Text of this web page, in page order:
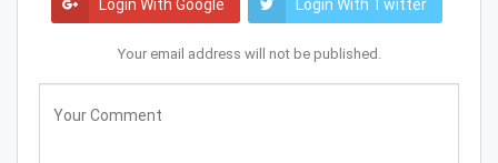
Login With Google Login With Twitter
Your email address will not be published.